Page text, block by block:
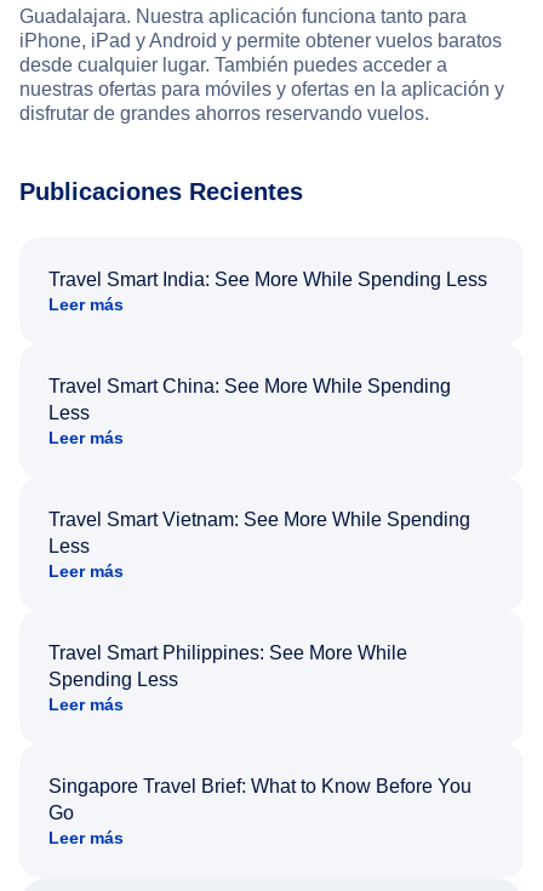
Guadalajara. Nuestra aplicación funciona tanto para
iPhone, iPad y Android y permite obtener vuelos baratos
desde cualquier lugar. También puedes acceder a
nuestras ofertas para móviles y ofertas en la aplicación y
disfrutar de grandes ahorros reservando vuelos.
Publicaciones Recientes
Travel Smart India: See More While Spending Less
Leer más
Travel Smart China: See More While Spending
Less
Leer más
Travel Smart Vietnam: See More While Spending
Less
Leer más
Travel Smart Philippines: See More While
Spending Less
Leer más
Singapore Travel Brief: What to Know Before You
Go
Leer más